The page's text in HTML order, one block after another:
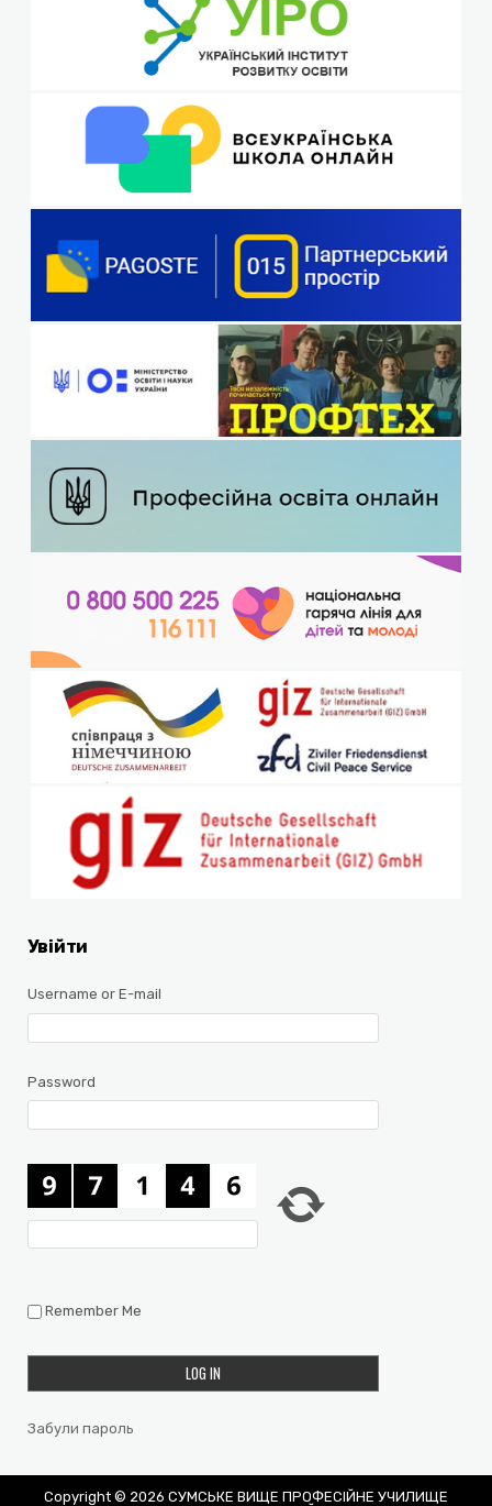
Увійти
Username or E-mail
Password
Remember Me
Забули пароль
Copyright © 2026 СУМСЬКЕ ВИЩЕ ПРОФЕСІЙНЕ УЧИЛИЩЕ